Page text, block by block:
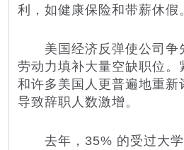
利，如健康保险和带薪休假
美国经济反弹使公司争
劳动力填补大量空缺职位。
和许多美国人更普遍地重新
导致辞职人数激增。
去年，35% 的受过大学